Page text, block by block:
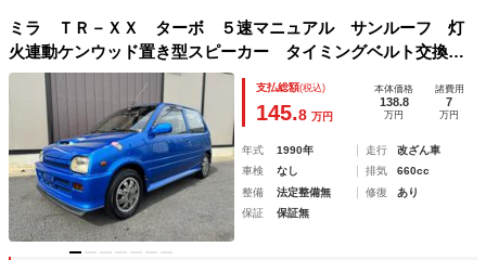
ミラ ＴＲ－ＸＸ ターボ ５速マニュアル サンルーフ 灯
火連動ケンウッド置き型スピーカー タイミングベルト交換済
み
支払総額(税込)
145.8 万円
本体価格
138.8
万円
諸費用
7
万円
年式 1990年 走行
改ざん車
車検
なし 排気
660cc
整備
法定整備無 修復
あり
保証
保証無